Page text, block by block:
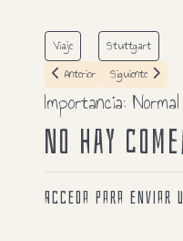
Viaje
Stuttgart
Artículo anterior: Jhon me
Anterior Artículo
Siguiente
Importancia:
No hay
Acceda para enviar